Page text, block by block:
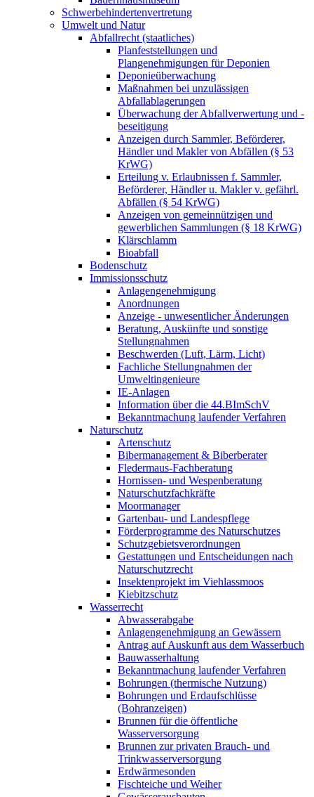
Schwerbehindertenvertretung
Umwelt und Natur
Abfallrecht (staatliches)
Planfeststellungen und
Plangenehmigungen für Deponien
Deponieüberwachung
Maßnahmen bei unzulässigen
Abfallablagerungen
Überwachung der Abfallverwertung und -
beseitigung
Anzeigen durch Sammler, Beförderer,
Händler und Makler von Abfällen (§ 53
KrWG)
Erteilung v. Erlaubnissen f. Sammler,
Beförderer, Händler u. Makler v. gefährl.
Abfällen (§ 54 KrWG)
Anzeigen von gemeinnützigen und
gewerblichen Sammlungen (§ 18 KrWG)
Klärschlamm
Bioabfall
Bodenschutz
Immissionsschutz
Anlagengenehmigung
Anordnungen
Anzeige - unwesentlicher Änderungen
Beratung, Auskünfte und sonstige
Stellungnahmen
Beschwerden (Luft, Lärm, Licht)
Fachliche Stellungnahmen der
Umweltingenieure
IE-Anlagen
Information über die 44.BImSchV
Bekanntmachung laufender Verfahren
Naturschutz
Artenschutz
Bibermanagement & Biberberater
Fledermaus-Fachberatung
Hornissen- und Wespenberatung
Naturschutzfachkräfte
Moormanager
Gartenbau- und Landespflege
Förderprogramme des Naturschutzes
Schutzgebietsverordnungen
Gestattungen und Entscheidungen nach
Naturschutzrecht
Insektenprojekt im Viehlassmoos
Kiebitzschutz
Wasserrecht
Abwasserabgabe
Anlagengenehmigung an Gewässern
Antrag auf Auskunft aus dem Wasserbuch
Bauwasserhaltung
Bekanntmachung laufender Verfahren
Bohrungen (thermische Nutzung)
Bohrungen und Erdaufschlüsse
(Bohranzeigen)
Brunnen für die öffentliche
Wasserversorgung
Brunnen zur privaten Brauch- und
Trinkwasserversorgung
Erdwärmesonden
Fischteiche und Weiher